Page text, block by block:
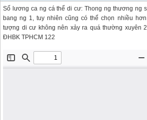
Số lương ca ng cá thể di cư: Thong ng thương ng
bang ng 1, tuy nhiên cũng có thể chọn nhiều
tượng di cư không nên xảy ra quá thường xuyên
ÐHBK TPHCM 122